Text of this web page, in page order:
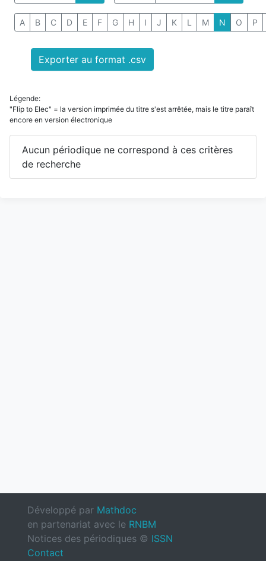
A B C D E F G H I J K L M N O P
Exporter au format .csv
Légende:
"Flip to Elec" = la version imprimée du titre s'est arrêtée, mais le titre paraît
encore en version électronique
Aucun périodique ne correspond à ces critères
de recherche
Développé par Mathdoc
en partenariat avec le RNBM
Notices des périodiques © ISSN
Contact